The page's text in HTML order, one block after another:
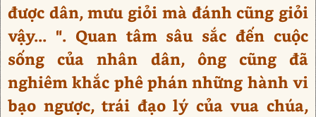
được dân, mưu giỏi mà đánh cũng giỏi
vậy... ". Quan tâm sâu sắc đến cuộc
sống của nhân dân, ông cũng đã
nghiêm khắc phê phán những hành vi
bạo ngược, trái đạo lý của vua chúa,